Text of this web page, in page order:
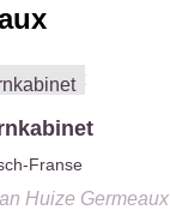
Franse
Huize Germeaux